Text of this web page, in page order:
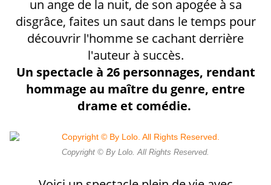
un ange de la nuit, de son apogée à sa
disgrâce, faites un saut dans le temps pour
découvrir l'homme se cachant derrière
l'auteur à succès.
Un spectacle à 26 personnages, rendant
hommage au maître du genre, entre
drame et comédie.
Copyright © By Lolo. All Rights Reserved.